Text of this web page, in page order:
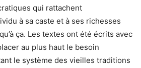
qui rattachent
à sa caste et à ses richesses
ça. Les textes ont été écrits avec
au plus haut le besoin
le système des vieilles traditions